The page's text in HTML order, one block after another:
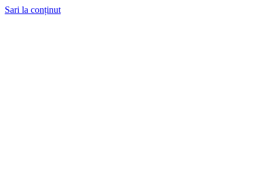
Sari la conținut